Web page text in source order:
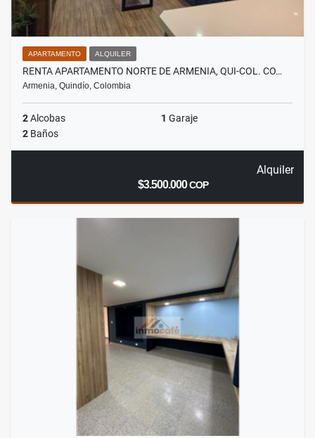
APARTAMENTO ALQUILER
RENTA APARTAMENTO NORTE DE ARMENIA, QUI-COL. CO…
Armenia, Quindío, Colombia
2Alcobas 1 Garaje
2 Baños
Alquiler
$3.500.000COP